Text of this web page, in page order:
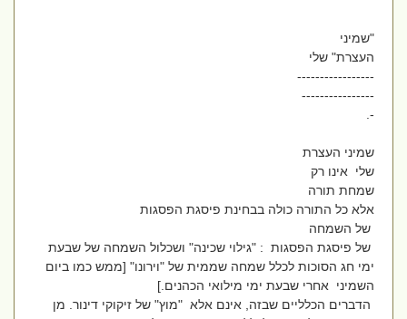
"שמיני
העצרת" שלי
-----------------
----------------
שמיני העצרת
שלי אינו רק
שמחת תורה
אלא כל התורה כולה בבחינת פיסגת הפסגות
של השמחה
של פיסגת הפסגות : "גילוי שכינה" ושכלול השמחה של שבעת
ימי חג הסוכות לכלל שמחה שממית של "וירונו" [ממש כמו ביום
השמיני אחרי שבעת ימי מילואי הכהנים.]
הדברים הכלליים שבזה, אינם אלא "מוץ" של זיקוקי דינור. מן